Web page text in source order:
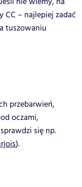
CC – najlepiej zadać
tuszowaniu
przebarwień,
oczami,
się np.
).